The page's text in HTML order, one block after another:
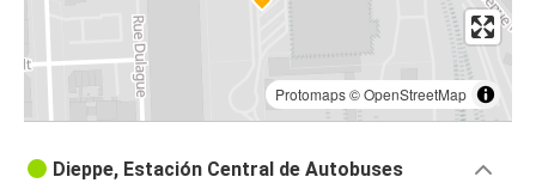
Protomaps©OpenStreetMap
Dieppe, Estación Central de Autobuses